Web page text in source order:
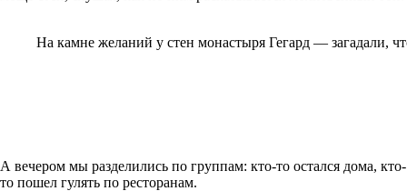
На камне желаний у стен монастыря Гегард — загадали,
А вечером мы разделились по группам: кто-то остался дома, кто-
то пошел гулять по ресторанам.